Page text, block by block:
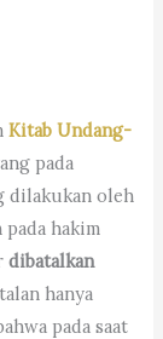
Kitab Undang-
pada
dilakukan oleh
hakim
dibatalkan
hanya
pada saat